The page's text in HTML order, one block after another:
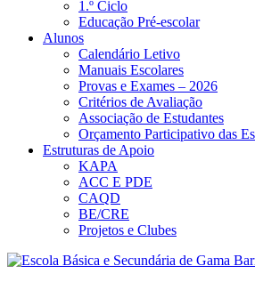
1.º Ciclo
Educação Pré-escolar
Alunos
Calendário Letivo
Manuais Escolares
Provas e Exames – 2026
Critérios de Avaliação
Associação de Estudantes
Orçamento Participativo das
Estruturas de Apoio
KAPA
ACC E PDE
CAQD
BE/CRE
Projetos e Clubes